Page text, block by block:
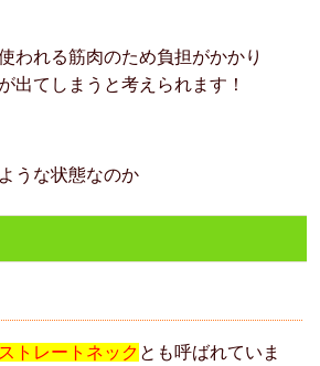
われる筋肉のため負担がかかり
出てしまうと考えられます！
うな状態なのか
ストレートネック とも呼ばれていま